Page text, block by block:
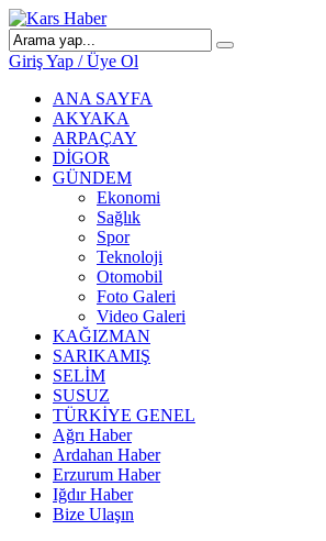
Giriş Yap / Üye Ol
ANA SAYFA
AKYAKA
ARPAÇAY
DİGOR
GÜNDEM
Ekonomi
Sağlık
Spor
Teknoloji
Otomobil
Foto Galeri
Video Galeri
KAĞIZMAN
SARIKAMIŞ
SELİM
SUSUZ
TÜRKİYE GENEL
Ağrı Haber
Ardahan Haber
Erzurum Haber
Iğdır Haber
Bize Ulaşın